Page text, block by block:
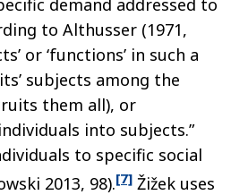
demand addressed to
to Althusser (1971,
or ‘functions’ in such a
subjects among the
them all), or
into subjects.”
to specific social
2013, 98).[7] Žižek uses